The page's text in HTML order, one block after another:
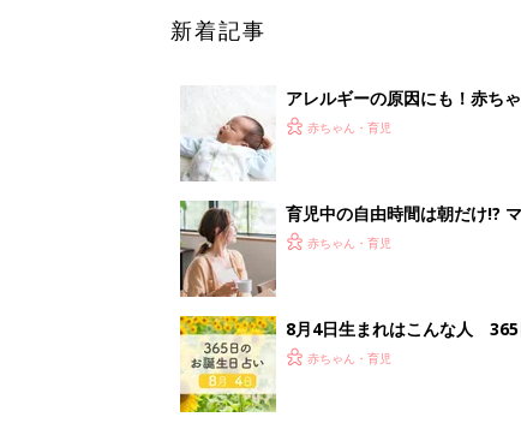
新着記事
アレルギーの原因にも！赤ち
赤ちゃん・育児
育児中の自由時間は朝だけ!?
赤ちゃん・育児
8月4日生まれはこんな人 365
赤ちゃん・育児